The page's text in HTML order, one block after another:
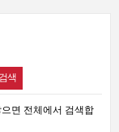
면 전체에서 검색합